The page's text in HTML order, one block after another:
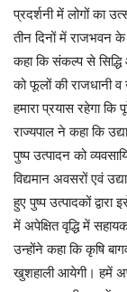
प्रदर्शनी में लोगों का
तीन दिनों में राजभवन के
कहा कि संकल्प से
को फूलों की राजधानी
हमारा प्रयास रहेगा
राज्यपाल ने कहा कि
पुष्प उत्पादन को
विद्यमान अवसरों एवं
हुए पुष्प उत्पादकों
में अपेक्षित वृद्धि में
उन्होंने कहा कि कृषि
खुशहाली आयेगी। हमें